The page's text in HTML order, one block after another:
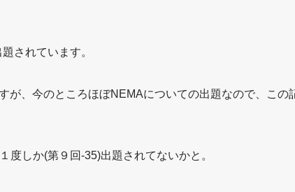
されています。
が、今のところほぼNEMAについての出題なので、この
度しか(第９回-35)出題されてないかと。